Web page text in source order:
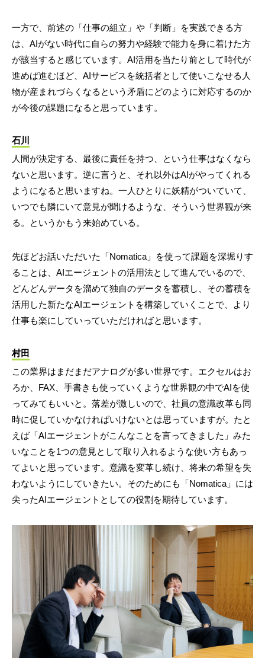
一方で、前述の「仕事の組立」や「判断」を実践できる方
は、AIがない時代に自らの努力や経験で能力を身に着けた方
が該当すると感じています。AI活用を当たり前として時代が
進めば進むほど、AIサービスを統括者として使いこなせる人
物が産まれづらくなるという矛盾にどのように対応するのか
が今後の課題になると思っています。
石川
人間が決定する、最後に責任を持つ、という仕事はなくなら
ないと思います。逆に言うと、それ以外はAIがやってくれる
ようになると思いますね。一人ひとりに妖精がついていて、
いつでも隣にいて意見が聞けるような、そういう世界観が来
る。というかもう来始めている。
先ほどお話いただいた「Nomatica」を使って課題を深堀りす
ることは、AIエージェントの活用法として進んでいるので、
どんどんデータを溜めて独自のデータを蓄積し、その蓄積を
活用した新たなAIエージェントを構築していくことで、より
仕事も楽にしていっていただければと思います。
村田
この業界はまだまだアナログが多い世界です。エクセルはお
ろか、FAX、手書きも使っていくような世界観の中でAIを使
ってみてもいいと。落差が激しいので、社員の意識改革も同
時に促していかなければいけないとは思っていますが。たと
えば「AIエージェントがこんなことを言ってきました」みた
いなことを1つの意見として取り入れるような使い方もあっ
てよいと思っています。意識を変革し続け、将来の希望を失
わないようにしていきたい。そのためにも「Nomatica」には
尖ったAIエージェントとしての役割を期待しています。